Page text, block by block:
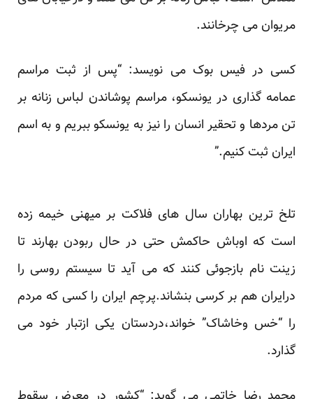
مریوان می چرخانند.
کسی در فیس بوک می نویسد: “پس از ثبت مراسم
عمامه گذاری در یونسکو، مراسم پوشاندن لباس زنانه بر
تن مردها و تحقیر انسان را نیز به یونسکو ببریم و به اسم
ایران ثبت کنیم.”
تلخ ترین بهاران سال های فلاکت بر میهنی خیمه زده
است که اوباش حاکمش حتی در حال ربودن بهارند تا
زینت نام بازجوئی کنند که می آید تا سیستم روسی را
درایران هم بر کرسی بنشاند.پرچم ایران را کسی که مردم
را “خس وخاشاک” خواند،دردستان یکی ازتبار خود می
گذارد.